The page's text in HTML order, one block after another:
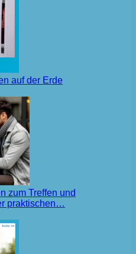
auf der Erde
zum Treffen und
praktischen…